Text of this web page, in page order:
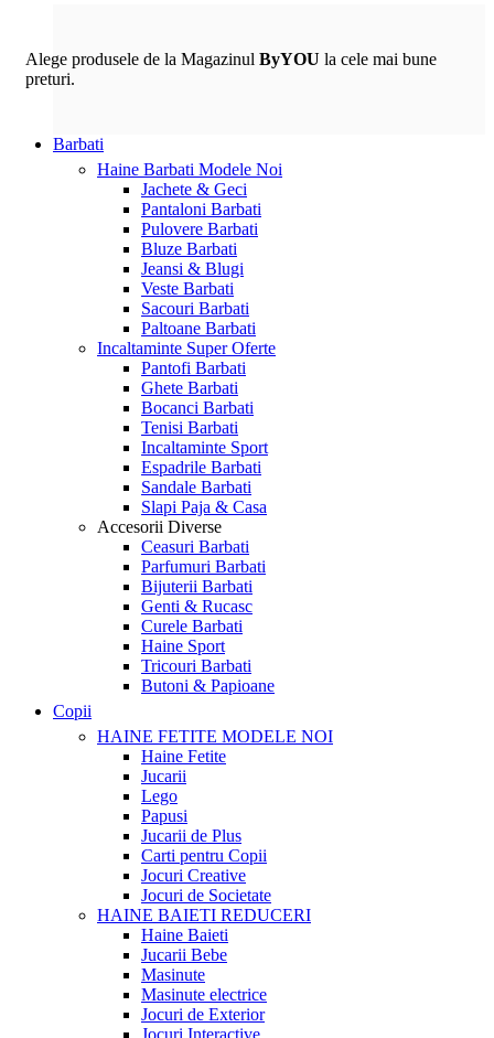
Alege produsele de la Magazinul ByYOU la cele mai bune
preturi.
Barbati
Haine Barbati Modele Noi
Jachete & Geci
Pantaloni Barbati
Pulovere Barbati
Bluze Barbati
Jeansi & Blugi
Veste Barbati
Sacouri Barbati
Paltoane Barbati
Incaltaminte Super Oferte
Pantofi Barbati
Ghete Barbati
Bocanci Barbati
Tenisi Barbati
Incaltaminte Sport
Espadrile Barbati
Sandale Barbati
Slapi Paja & Casa
Accesorii Diverse
Ceasuri Barbati
Parfumuri Barbati
Bijuterii Barbati
Genti & Rucasc
Curele Barbati
Haine Sport
Tricouri Barbati
Butoni & Papioane
Copii
HAINE FETITE MODELE NOI
Haine Fetite
Jucarii
Lego
Papusi
Jucarii de Plus
Carti pentru Copii
Jocuri Creative
Jocuri de Societate
HAINE BAIETI REDUCERI
Haine Baieti
Jucarii Bebe
Masinute
Masinute electrice
Jocuri de Exterior
Jocuri Interactive